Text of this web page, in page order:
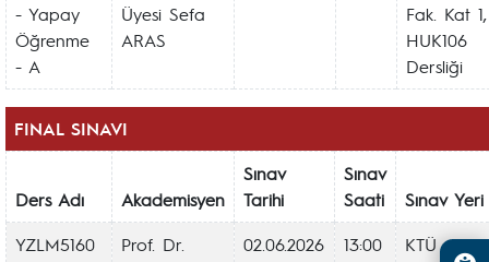
- Yapay
Öğrenme
- A
Üyesi Sefa
ARAS
Fak. Kat 1,
HUK106
Dersliği
FINAL SINAVI
Ders Adı Akademisyen
Sınav
Tarihi
Sınav
Saati
Sınav Yeri
YZLM5160
Prof. Dr.
02.06.2026 13:00
KTÜ